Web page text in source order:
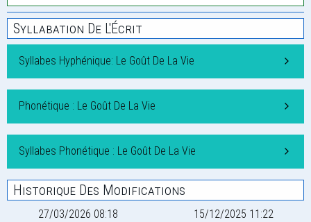
Syllabation De L'Écrit
Syllabes Hyphénique: Le Goût De La Vie
Phonétique : Le Goût De La Vie
Syllabes Phonétique : Le Goût De La Vie
Historique Des Modifications
27/03/2026 08:18 15/12/2025 11:22